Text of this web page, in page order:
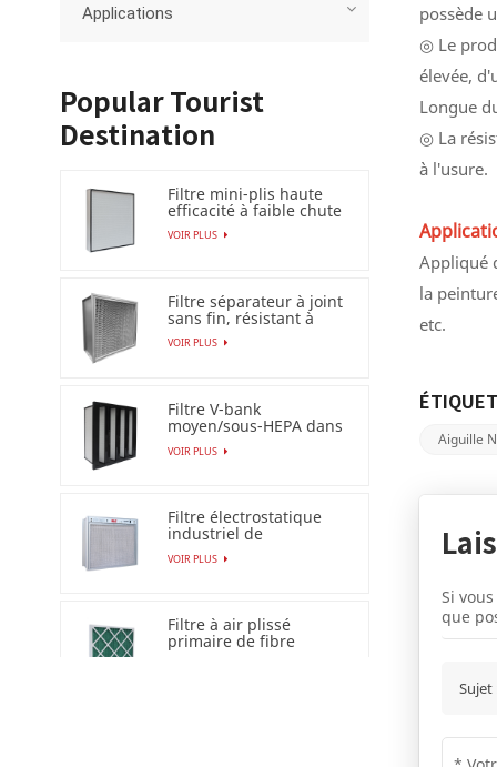
possède
◎ Le
élevée,
Longue
◎ La
à l'usure.
Appliqué
la
etc.
Aiguille
Si
que
Sujet
Applications
Popular Tourist
Destination
Filtre mini-plis haute
efficacité à faible chute
de pression (HEPA
/ULPA)
VOIR PLUS
Filtre séparateur à joint
sans fin, résistant à
l'humidité à 100 %
VOIR PLUS
Filtre V-bank
moyen/sous-HEPA dans
un cadre en plastique
VOIR PLUS
Filtre électrostatique
industriel de
précipitateur pour le
filtre à air Esp
VOIR PLUS
Filtre à air plissé
primaire de fibre